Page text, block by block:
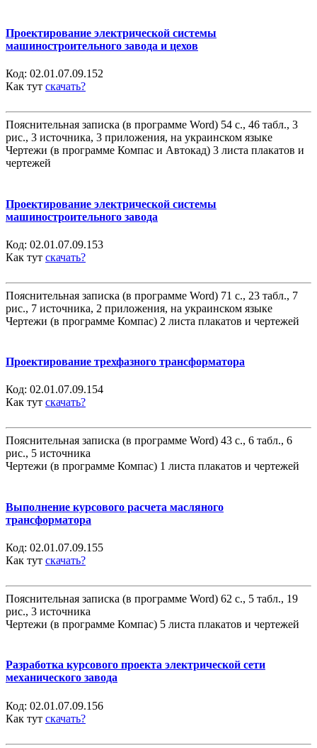
Проектирование электрической системы
машиностроительного завода и цехов
Код: 02.01.07.09.152
Как тут скачать?
Пояснительная записка (в программе Word) 54 с., 46 табл., 3
рис., 3 источника, 3 приложения, на украинском языке
Чертежи (в программе Компас и Автокад) 3 листа плакатов и
чертежей
Проектирование электрической системы
машиностроительного завода
Код: 02.01.07.09.153
Как тут скачать?
Пояснительная записка (в программе Word) 71 с., 23 табл., 7
рис., 7 источника, 2 приложения, на украинском языке
Чертежи (в программе Компас) 2 листа плакатов и чертежей
Проектирование трехфазного трансформатора
Код: 02.01.07.09.154
Как тут скачать?
Пояснительная записка (в программе Word) 43 с., 6 табл., 6
рис., 5 источника
Чертежи (в программе Компас) 1 листа плакатов и чертежей
Выполнение курсового расчета масляного
трансформатора
Код: 02.01.07.09.155
Как тут скачать?
Пояснительная записка (в программе Word) 62 с., 5 табл., 19
рис., 3 источника
Чертежи (в программе Компас) 5 листа плакатов и чертежей
Разработка курсового проекта электрической сети
механического завода
Код: 02.01.07.09.156
Как тут скачать?